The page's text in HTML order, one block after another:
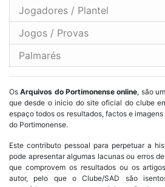
Jogadores / Plantel
Jogos / Provas
Palmarés
OsArquivos do Portimonense online, são
que desde o inicio do site oficial do clube
espaço todos os resultados, factos e
do Portimonense.
Este contributo pessoal para perpetuar a
pode apresentar algumas lacunas ou erros
que comprovem os resultados ou os
autor, pelo que o Clube/SAD são